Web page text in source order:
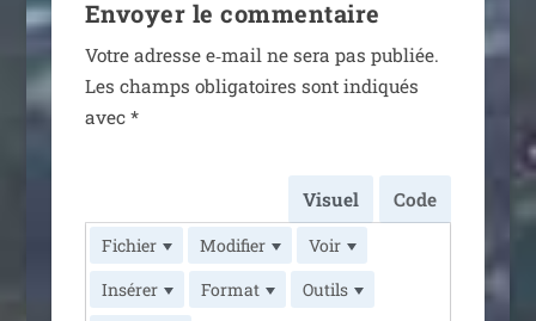
Envoyer le commentaire
Votre adresse e‑mail ne sera pas publiée.
Les champs obli­ga­toires sont indi­qués
avec *
Visuel Code
Fichier Modifier
Voir
Insérer
Format
Outils